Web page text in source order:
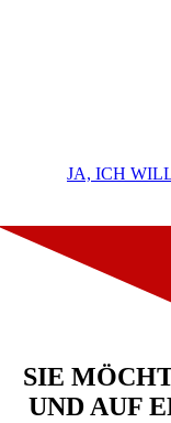
JA, ICH
SIE
UND AUF